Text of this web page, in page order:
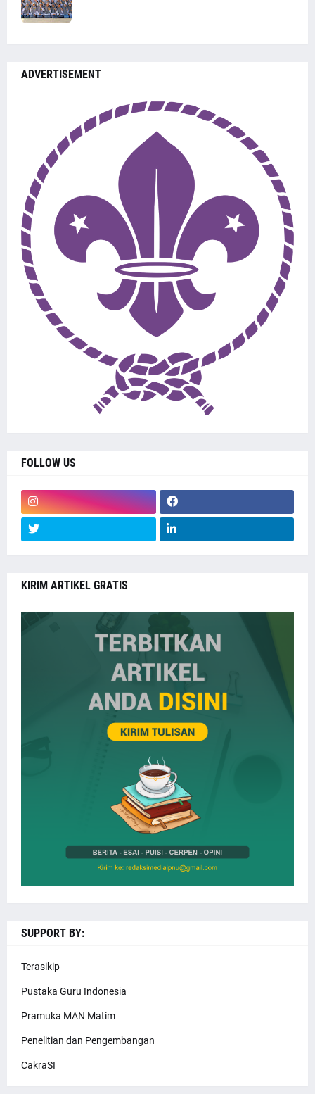
ADVERTISEMENT
FOLLOW US
KIRIM ARTIKEL GRATIS
SUPPORT BY:
Terasikip
Pustaka Guru Indonesia
Pramuka MAN Matim
Penelitian dan Pengembangan
CakraSI